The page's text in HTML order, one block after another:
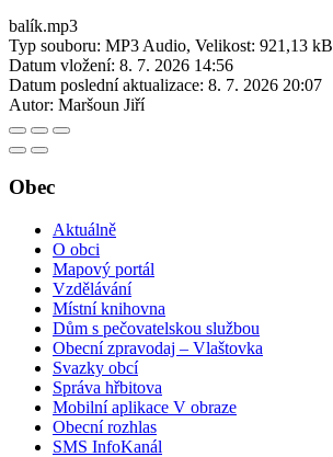
balík.mp3
Typ souboru: MP3 Audio, Velikost: 921,13 kB
Datum vložení: 8. 7. 2026 14:56
Datum poslední aktualizace: 8. 7. 2026 20:07
Autor: Maršoun Jiří
Obec
Aktuálně
O obci
Mapový portál
Vzdělávání
Místní knihovna
Dům s pečovatelskou službou
Obecní zpravodaj – Vlaštovka
Svazky obcí
Správa hřbitova
Mobilní aplikace V obraze
Obecní rozhlas
SMS InfoKanál